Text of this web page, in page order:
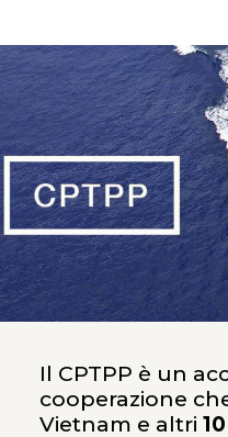
Il CPTPP è un
cooperazione
Vietnam e altri